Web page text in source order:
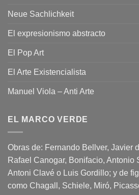
Neue Sachlichkeit
El expresionismo abstracto
El Pop Art
El Arte Existencialista
Manuel Viola – Anti Arte
EL MARCO VERDE
Obras de: Fernando Bellver, Javier
Rafael Canogar, Bonifacio, Antonio
Antoni Clavé o Luis Gordillo; y de
como Chagall, Schiele, Miró,